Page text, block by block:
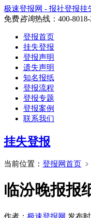
极速登报网 - 报社登报挂
免费咨询热线： 400-
登报首页
挂失登报
登报声明
遗失声明
知名报纸
登报流程
登报专题
登报案例
联系我们
挂失登报
当前位置： 登报网首页 ﹥
临汾晚报报
作者： 极速登报网 发布